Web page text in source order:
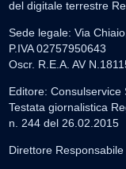
del digitale terrestre
Sede legale: Via
P.IVA 02757950643
Oscr. R.E.A. AV
Editore: Consulservice
Testata giornalistica
n. 244 del 26.02.2015
Direttore